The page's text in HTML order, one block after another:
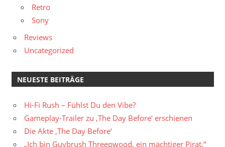
Retro
Sony
Reviews
Uncategorized
NEUESTE BEITRÄGE
Hi-Fi Rush – Fühlst Du den Vibe?
Gameplay-Trailer zu ‚The Day Before‘ erschienen
Die Akte ‚The Day Before‘
„Ich bin Guybrush Threepwood, ein mächtiger Pirat.“